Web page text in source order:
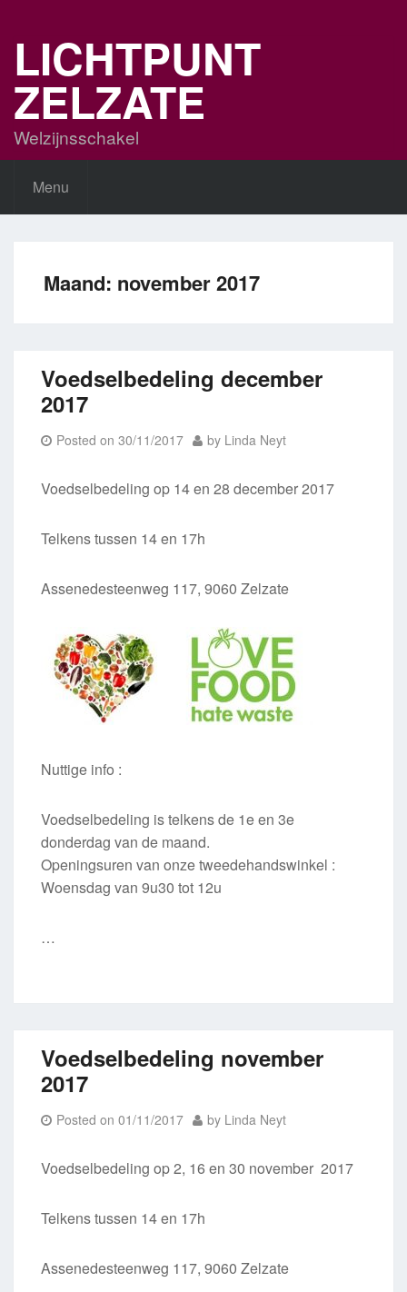
LICHTPUNT
ZELZATE
Welzijnsschakel
Menu
Maand: november 2017
Voedselbedeling december
2017
Posted on 30/11/2017 by Linda Neyt
Voedselbedeling op 14 en 28 december 2017
Telkens tussen 14 en 17h
Assenedesteenweg 117, 9060 Zelzate
Nuttige info :
Voedselbedeling is telkens de 1e en 3e
donderdag van de maand.
Openingsuren van onze tweedehandswinkel :
Woensdag van 9u30 tot 12u
…
Voedselbedeling november
2017
Posted on 01/11/2017 by Linda Neyt
Voedselbedeling op 2, 16 en 30 november 2017
Telkens tussen 14 en 17h
Assenedesteenweg 117, 9060 Zelzate